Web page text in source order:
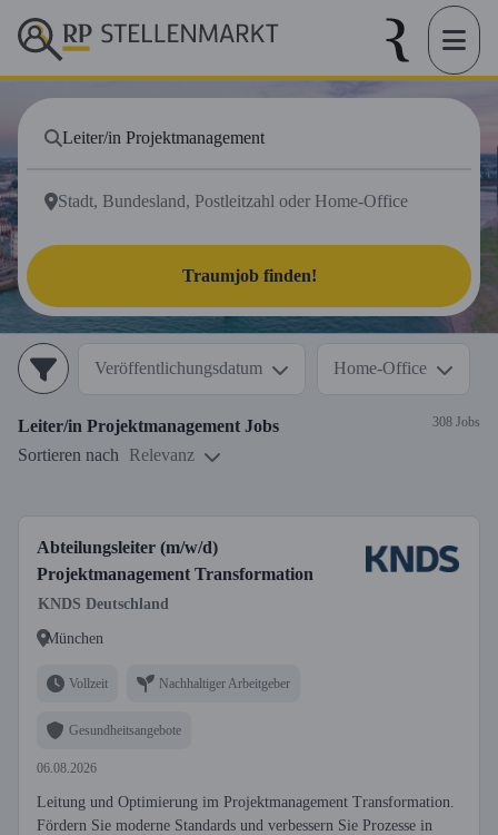
Traumjob finden!
Veröffentlichungsdatum Home-Office
Leiter/in Projektmanagement Jobs 308 Jobs
Sortieren nach Relevanz
Abteilungsleiter (m/w/d)
Projektmanagement Transformation
KNDS Deutschland
München
Vollzeit Nachhaltiger Arbeitgeber
Gesundheitsangebote
06.08.2026
Leitung und Optimierung im Projektmanagement Transformation.
Fördern Sie moderne Standards und verbessern Sie Prozesse in